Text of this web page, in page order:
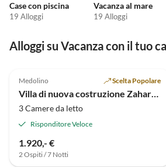
Case con piscina
19 Alloggi
Vacanza al mare
19 Alloggi
Alloggi su Vacanza con il tuo
Medolino Scelta Popolare
Villa di nuova costruzione Zahara (6+2)
3 Camere da letto
Risponditore Veloce
1.920,- €
2 Ospiti / 7 Notti